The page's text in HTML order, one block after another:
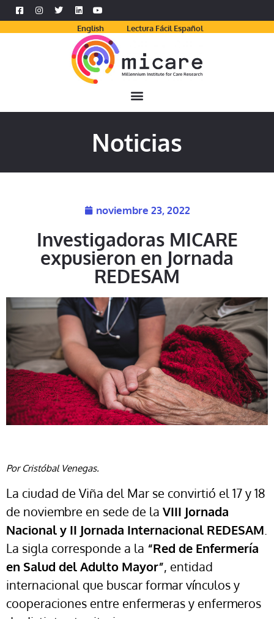
English Lectura Fácil Español
Noticias
noviembre 23, 2022
Investigadoras MICARE
expusieron en Jornada
REDESAM
Por Cristóbal Venegas.
La ciudad de Viña del Mar se convirtió el 17 y 18
de noviembre en sede de la VIII Jornada
Nacional y II Jornada Internacional REDESAM
La sigla corresponde a la “Red de Enfermería
en Salud del Adulto Mayor”, entidad
internacional que buscar formar vínculos y
cooperaciones entre enfermeras y enfermeros